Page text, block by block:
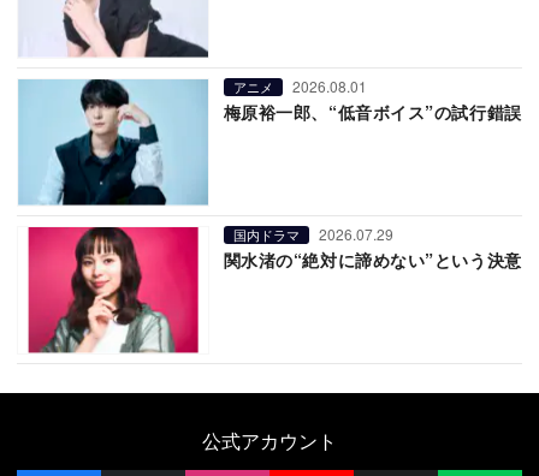
アニメ 2026.08.01
梅原裕一郎、“低音ボイス”の試行錯誤
国内ドラマ 2026.07.29
関水渚の“絶対に諦めない”という決意
公式アカウント